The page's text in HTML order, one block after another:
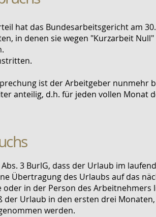
hat das Bundesarbeitsgericht am
in denen sie wegen "Kurzarbeit
ist der Arbeitgeber nunmehr
anteilig, d.h. für jeden vollen Monat
3 BurlG, dass der Urlaub im
Übertragung des Urlaubs auf das
in der Person des Arbeitnehmers
Urlaub in den ersten drei
werden.